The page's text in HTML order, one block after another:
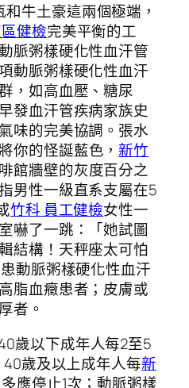
牛土豪這兩個極端，
健檢完美平衡的工
脈粥樣硬化性血汗管
動脈粥樣硬化性血汗
，如高血壓、糖尿
發血汗管疾病家族史
味的完美協調。張水
你的怪誕藍色，新竹
館牆壁的灰度百分之
男性一級直系支屬在5
竹科 員工健檢女性一
嚇了一跳：「她試圖
結構！天秤座太可怕
動脈粥樣硬化性血汗
脂血癥患者；皮膚或
者。
歲以下成年人每2至5
歲及以上成年人每新
應停止1次；動脈粥樣